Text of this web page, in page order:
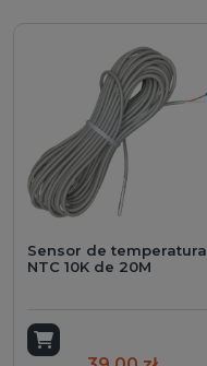
Sensor de temperatura
NTC 10K de 20M
Add to cart